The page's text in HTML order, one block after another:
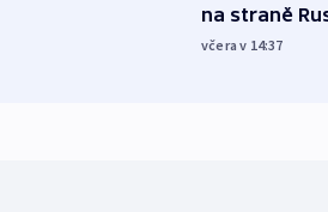
na straně
včera v 14:37